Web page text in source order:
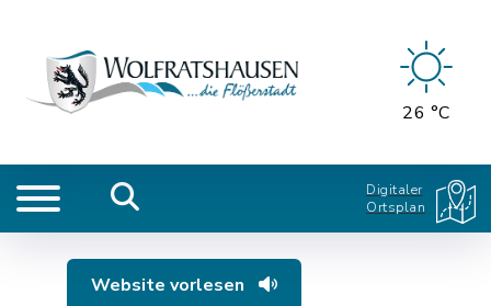
26 °C
Digitaler
Ortsplan
Website vorlesen